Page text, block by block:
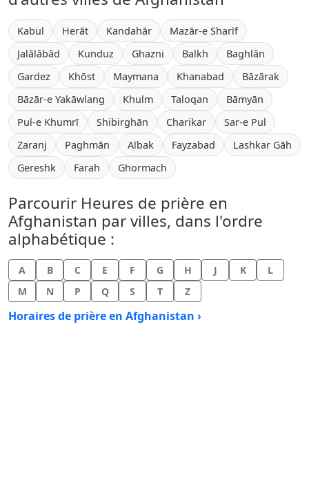
Kabul Herāt Kandahār
Mazār-e Sharīf
Jalālābād
Kunduz Ghazni Balkh
Baghlān
Gardez
Khōst Maymana Khanabad
Bāzārak
Bāzār-e Yakāwlang
Khulm Taloqan
Bāmyān
Pul-e Khumrī
Shibirghān Charikar
Sar-e Pul
Zaranj
Paghmān Aībak Fayzabad
Lashkar Gāh
Gereshk
Farah Ghormach
Parcourir Heures de prière en
Afghanistan par villes, dans l'ordre
alphabétique :
A B C E F G H J K
L
M
N P Q S T Z
Horaires de prière en Afghanistan ›